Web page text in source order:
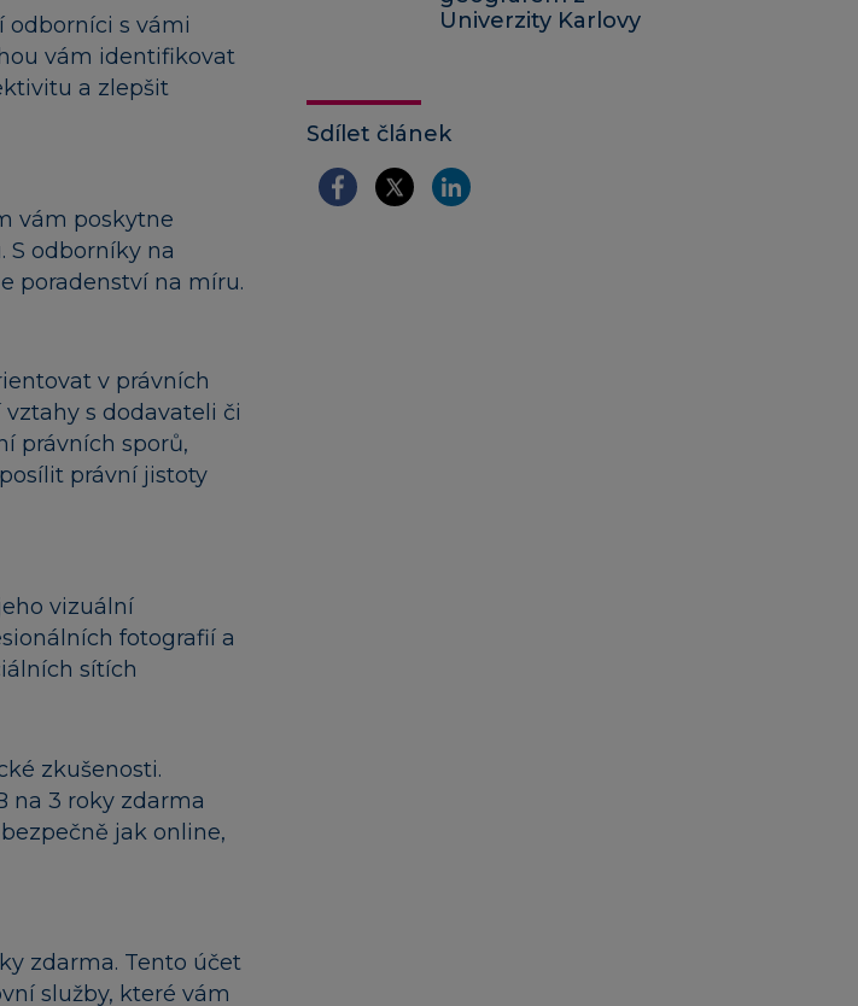
odborníci s vámi
vám identifikovat
a zlepšit
vám poskytne
S odborníky na
poradenství na míru.
v právních
s dodavateli či
právních sporů,
právní jistoty
vizuální
fotografií a
sítích
zkušenosti.
na 3 roky zdarma
jak online,
zdarma. Tento účet
služby, které vám
Univerzity Karlovy
Sdílet článek